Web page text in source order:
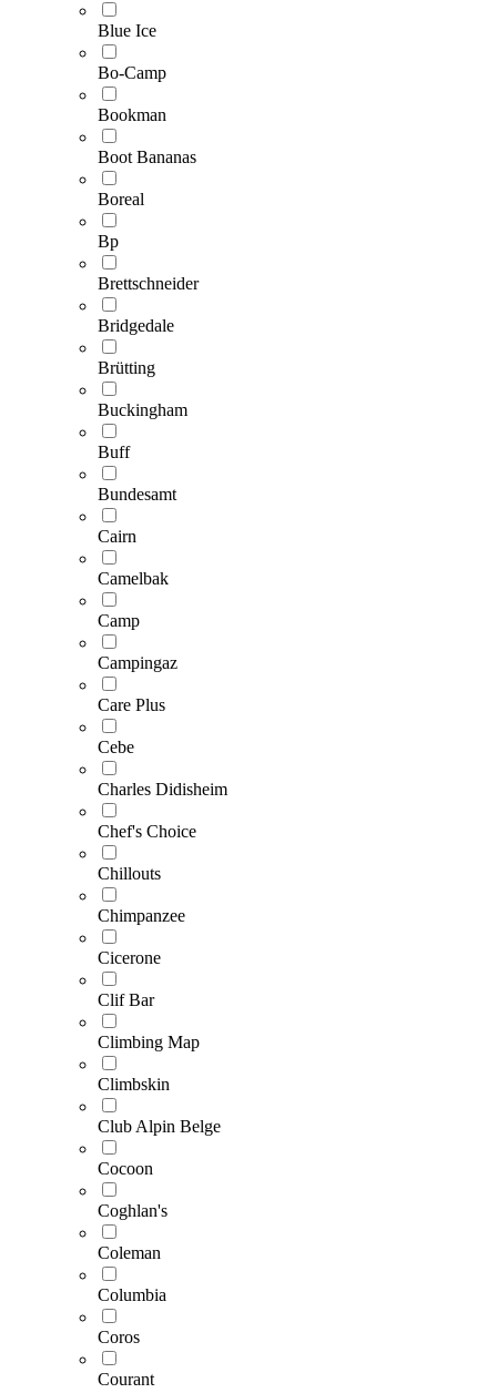
Blue Ice
Bo-Camp
Bookman
Boot Bananas
Boreal
Bp
Brettschneider
Bridgedale
Brütting
Buckingham
Buff
Bundesamt
Cairn
Camelbak
Camp
Campingaz
Care Plus
Cebe
Charles Didisheim
Chef's Choice
Chillouts
Chimpanzee
Cicerone
Clif Bar
Climbing Map
Climbskin
Club Alpin Belge
Cocoon
Coghlan's
Coleman
Columbia
Coros
Courant